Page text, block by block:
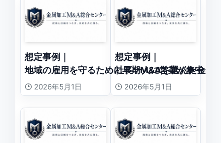
想定事例｜
地域の雇用を守るために早期M&Aを選んだ金属
2026年5月1日
想定事例｜
社長一人に営業が集中し
2026年5月1日